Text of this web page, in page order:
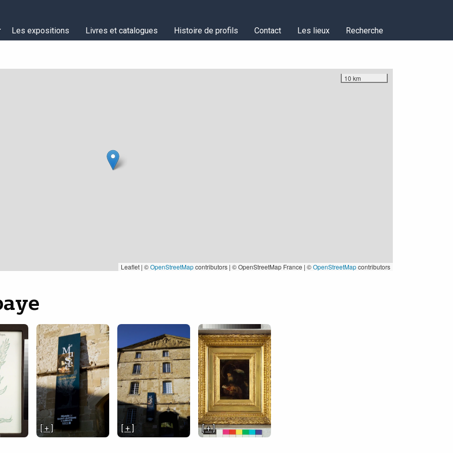
Les expositions Livres et catalogues Histoire de profils Contact Les lieux Recherche
10 km
Leaflet | ©OpenStreetMapcontributors | © OpenStreetMap France | ©OpenStreetMapcontributors
[ + ] [ + ] [ + ]